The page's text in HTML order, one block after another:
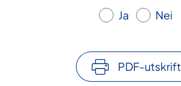
Ja Nei
PDF-utskrift